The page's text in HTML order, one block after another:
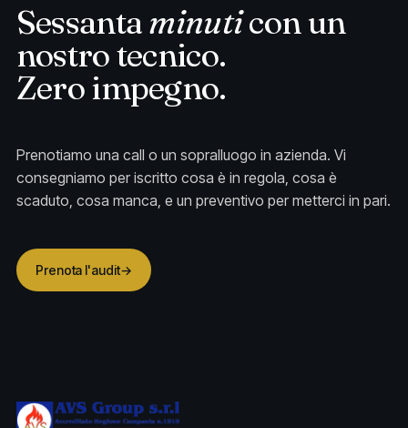
Sessantaminuticon un
nostro tecnico.
Zero impegno.
Prenotiamo una call o un sopralluogo in azienda. Vi
consegniamo per iscritto cosa è in regola, cosa è
scaduto, cosa manca, e un preventivo per metterci in pari.
Prenota l'audit→